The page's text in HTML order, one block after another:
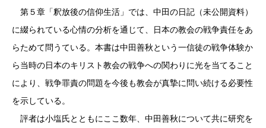
第５章「釈放後の信仰生活」では、中田の日記（未公開資料）
に綴られている心情の分析を通じて、日本の教会の戦争責任をあ
らためて問うている。本書は中田善秋という一信徒の戦争体験か
ら当時の日本のキリスト教会の戦争への関わりに光を当てること
により、戦争罪責の問題を今後も教会が真摯に問い続ける必要性
を示している。
評者は小塩氏とともにここ数年、中田善秋について共に研究を